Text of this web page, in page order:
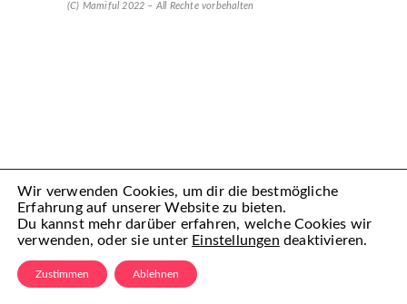
(C) Mamiful 2022 – All Rechte vorbehalten
Wir verwenden Cookies, um dir die bestmögliche
Erfahrung auf unserer Website zu bieten.
Du kannst mehr darüber erfahren, welche Cookies wir
verwenden, oder sie unter Einstellungen deaktivieren.
Zustimmen Ablehnen